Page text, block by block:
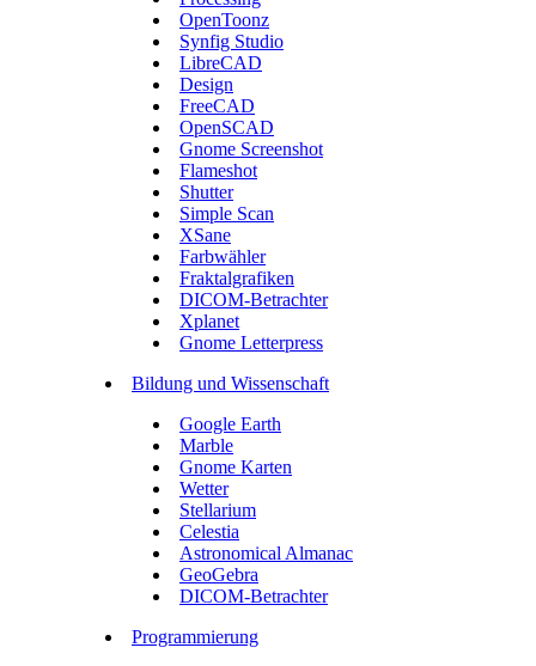
OpenToonz
Synfig Studio
LibreCAD
Design
FreeCAD
OpenSCAD
Gnome Screenshot
Flameshot
Shutter
Simple Scan
XSane
Farbwähler
Fraktalgrafiken
DICOM-Betrachter
Xplanet
Gnome Letterpress
Bildung und Wissenschaft
Google Earth
Marble
Gnome Karten
Wetter
Stellarium
Celestia
Astronomical Almanac
GeoGebra
DICOM-Betrachter
Programmierung